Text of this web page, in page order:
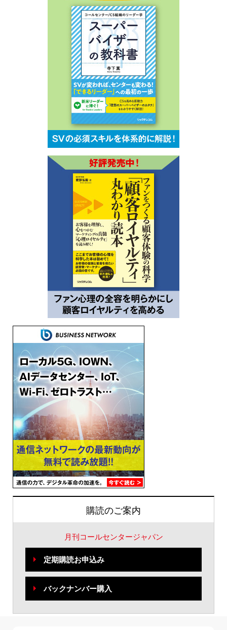
購読のご案内
月刊コールセンタージャパン
定期購読お申込み
バックナンバー購入